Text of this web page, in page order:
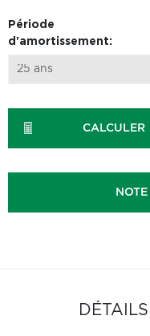
Période
d'amortissement:
CALCULER